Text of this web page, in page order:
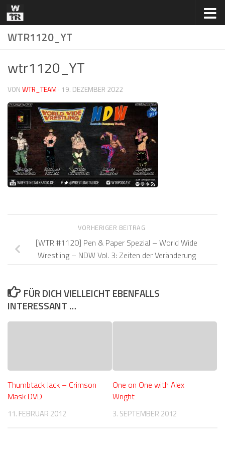
Zum Inhalt springen
WTR1120_YT
wtr1120_YT
VONWTR_TEAM · 19. DEZEMBER 2022
VORHERIGER BEITRAG
[WTR #1120] Pen & Paper Spezial – World Wide
Wrestling – NDW Vol. 3: Zeiten der Veränderung
FÜR DICH VIELLEICHT EBENFALLS
INTERESSANT …
Thumbtack Jack – Crimson
Mask DVD
11. FEBRUAR 2012
One on One with Alex
Wright
3. SEPTEMBER 2012